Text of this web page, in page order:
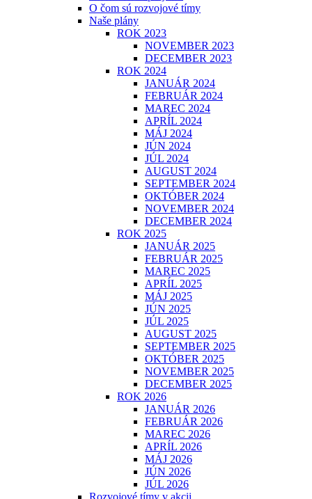
O čom sú rozvojové tímy
Naše plány
ROK 2023
NOVEMBER 2023
DECEMBER 2023
ROK 2024
JANUÁR 2024
FEBRUÁR 2024
MAREC 2024
APRÍL 2024
MÁJ 2024
JÚN 2024
JÚL 2024
AUGUST 2024
SEPTEMBER 2024
OKTÓBER 2024
NOVEMBER 2024
DECEMBER 2024
ROK 2025
JANUÁR 2025
FEBRUÁR 2025
MAREC 2025
APRÍL 2025
MÁJ 2025
JÚN 2025
JÚL 2025
AUGUST 2025
SEPTEMBER 2025
OKTÓBER 2025
NOVEMBER 2025
DECEMBER 2025
ROK 2026
JANUÁR 2026
FEBRUÁR 2026
MAREC 2026
APRÍL 2026
MÁJ 2026
JÚN 2026
JÚL 2026
Rozvojové tímy v akcii